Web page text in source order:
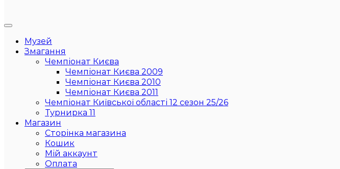
Музей
Змагання
Чемпіонат Києва
Чемпіонат Києва 2009
Чемпіонат Києва 2010
Чемпіонат Києва 2011
Чемпіонат Київської області 12 сезон 25/26
Турнирка 11
Магазин
Сторінка магазина
Кошик
Мій аккаунт
Оплата